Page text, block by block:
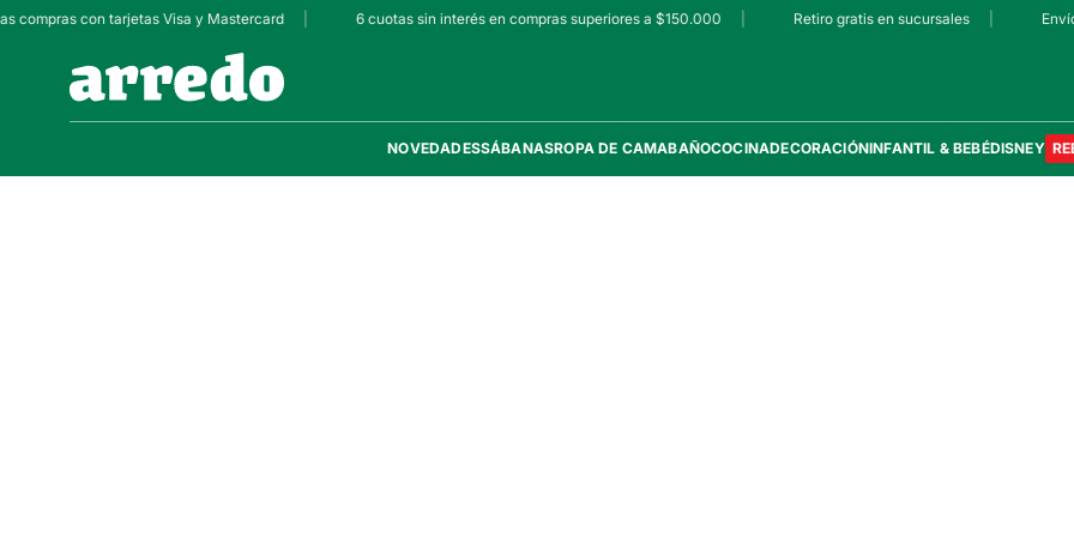
compras con tarjetas Visa y Mastercard 6 cuotas sin interés en compras superiores a $150.000 Retiro gratis en sucursales
NOVEDADESSÁBANASROPA DE CAMABAÑOCOCINADECORACIÓNINFANTIL & BEBÉDISNEY